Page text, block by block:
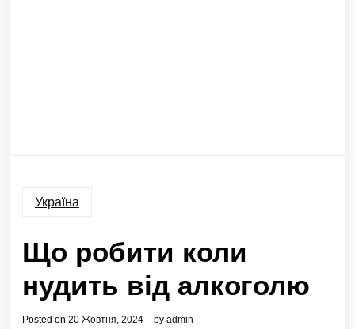
Україна
Що робити коли
нудить від алкоголю
Posted on 20 Жовтня, 2024 by admin